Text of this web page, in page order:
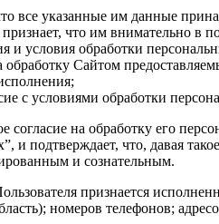
все указанные им данные
что им внимательно в
и условия обработки
обработку Сайтом
с условиями обработки
согласие на обработку его
и подтверждает, что, давая
и сознательным.
признается
номеров телефонов;